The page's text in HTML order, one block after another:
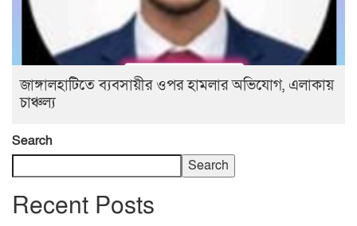
জাঙ্গালহাটিতে ব্যবসায়ীর ওপর হামলার অভিযোগ, এলাকায়
চাঞ্চল্য
Search
Search
Recent Posts